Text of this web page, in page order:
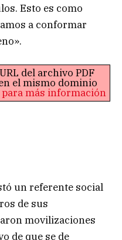
Esto es como
a conformar
del archivo PDF
el mismo dominio
más información
un referente social
de sus
movilizaciones
de que se de